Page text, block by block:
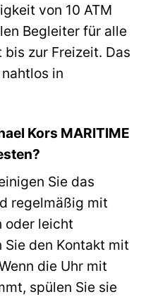
von 10 ATM
Begleiter für alle
zur Freizeit. Das
in
Kors MARITIME
Sie das
regelmäßig mit
oder leicht
Sie den Kontakt mit
die Uhr mit
spülen Sie sie